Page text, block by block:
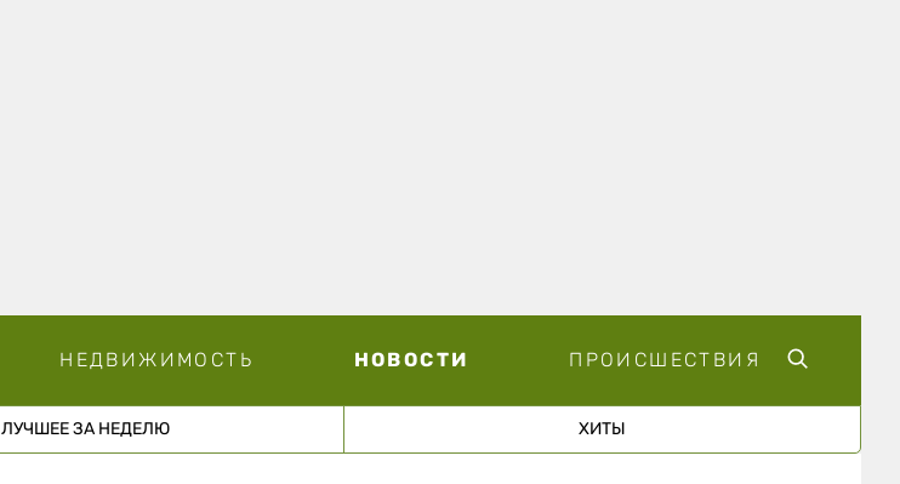
НЕДВИЖИМОСТЬ НОВОСТИ ПРОИСШЕСТВИЯ
ЛУЧШЕЕ ЗА НЕДЕЛЮ ХИТЫ